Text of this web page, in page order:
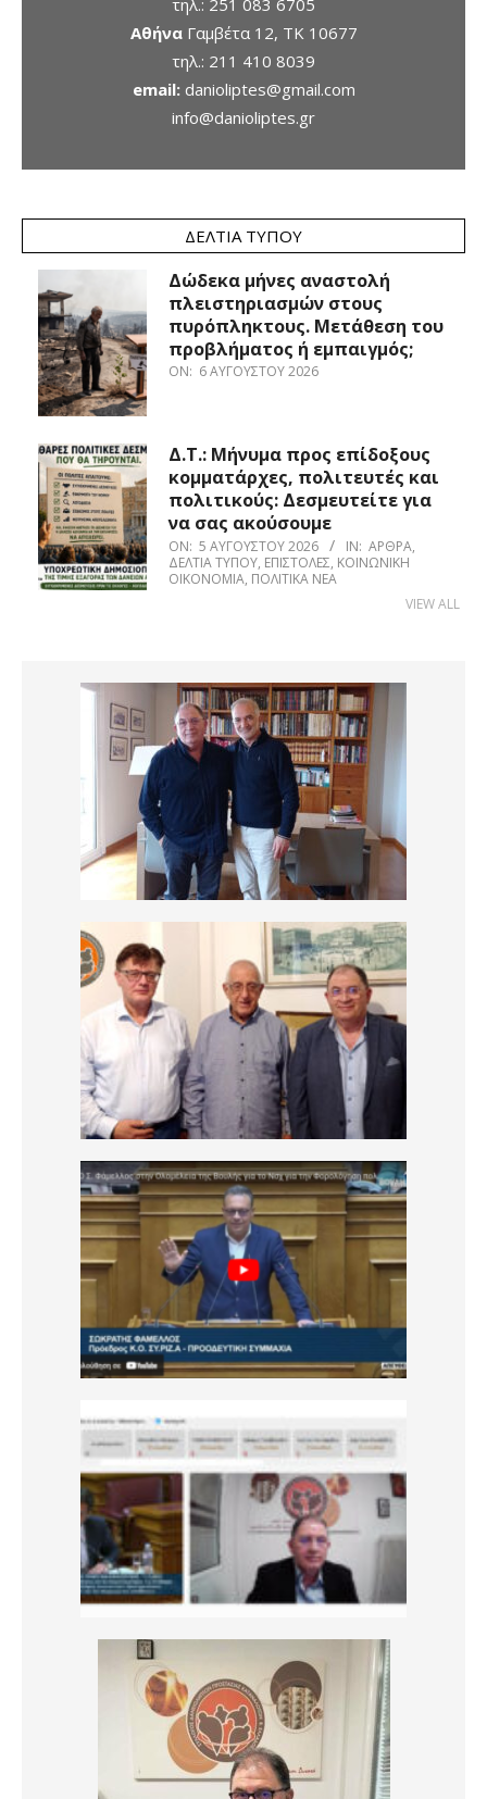
τηλ.: 251 083 6705
ΑθήναΓαμβέτα 12, ΤΚ 10677
τηλ.: 211 410 8039
email: danioliptes@gmail.com
info@danioliptes.gr
ΔΕΛΤΊΑ ΤΎΠΟΥ
Δώδεκα μήνες αναστολή
πλειστηριασμών στους
πυρόπληκτους. Μετάθεση του
προβλήματος ή εμπαιγμός;
ON: 6 ΑΥΓΟΎΣΤΟΥ 2026
Δ.Τ.: Μήνυμα προς επίδοξους
κομματάρχες, πολιτευτές και
πολιτικούς: Δεσμευτείτε για
να σας ακούσουμε
ON: 5 ΑΥΓΟΎΣΤΟΥ 2026 IN: ΆΡΘΡΑ,
ΔΕΛΤΊΑ ΤΎΠΟΥ, ΕΠΙΣΤΟΛΈΣ, ΚΟΙΝΩΝΙΚΉ
ΟΙΚΟΝΟΜΊΑ, ΠΟΛΙΤΙΚΆ ΝΈΑ
VIEW ALL